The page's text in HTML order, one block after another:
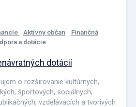
Aktívny občan
Finančná
a dotácie
dotácií
o rozširovanie kultúrnych,
športových, sociálnych,
vzdelávacích a tvorivých